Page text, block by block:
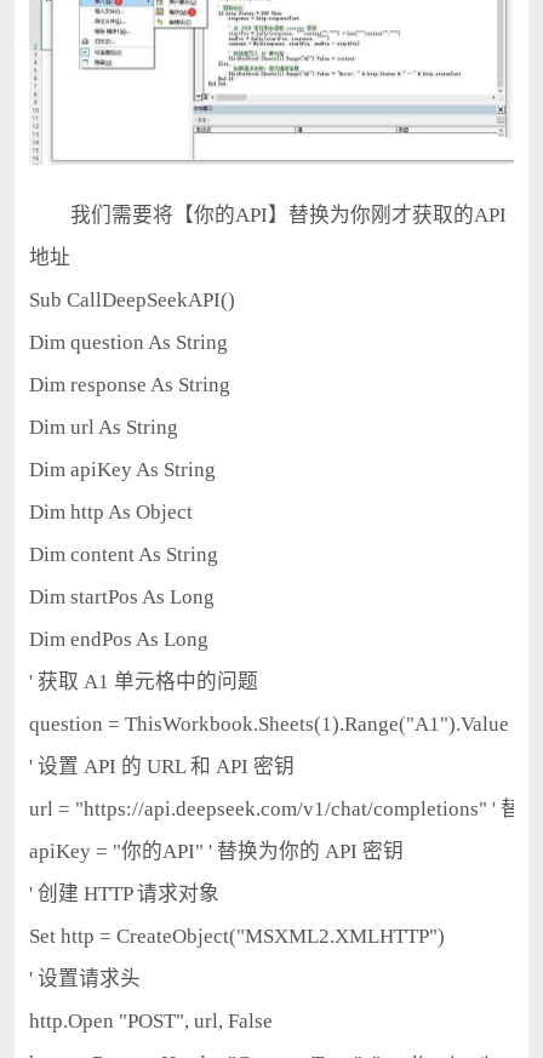
我们需要将【你的API】替换为你刚才获取的API
地址
Sub CallDeepSeekAPI()
Dim question As String
Dim response As String
Dim url As String
Dim apiKey As String
Dim http As Object
Dim content As String
Dim startPos As Long
Dim endPos As Long
' 获取 A1 单元格中的问题
question = ThisWorkbook.Sheets(1).Range("A1").Value
' 设置 API 的 URL 和 API 密钥
url = "https://api.deepseek.com/v1/chat/completions" ' 替
apiKey = "你的API" ' 替换为你的 API 密钥
' 创建 HTTP 请求对象
Set http = CreateObject("MSXML2.XMLHTTP")
' 设置请求头
http.Open "POST", url, False